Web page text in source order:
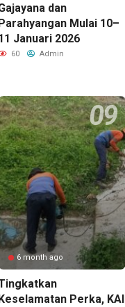
dan
Mulai 10–
Januari 2026
60 Admin
6 month ago
Perka, KAI